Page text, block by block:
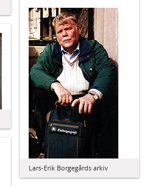
Lars-Erik Borgegårds arkiv